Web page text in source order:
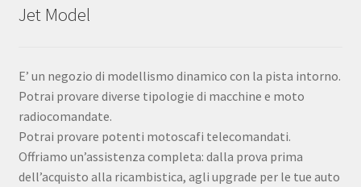
Jet Model
E’ un negozio di modellismo dinamico con la pista intorno.
Potrai provare diverse tipologie di macchine e moto
radiocomandate.
Potrai provare potenti motoscafi telecomandati.
Offriamo un’assistenza completa: dalla prova prima
dell’acquisto alla ricambistica, agli upgrade per le tue auto